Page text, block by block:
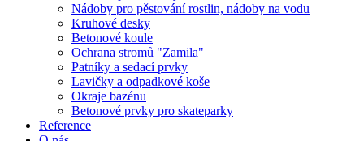
Nádoby pro pěstování rostlin, nádoby na vodu
Kruhové desky
Betonové koule
Ochrana stromů "Zamila"
Patníky a sedací prvky
Lavičky a odpadkové koše
Okraje bazénu
Betonové prvky pro skateparky
Reference